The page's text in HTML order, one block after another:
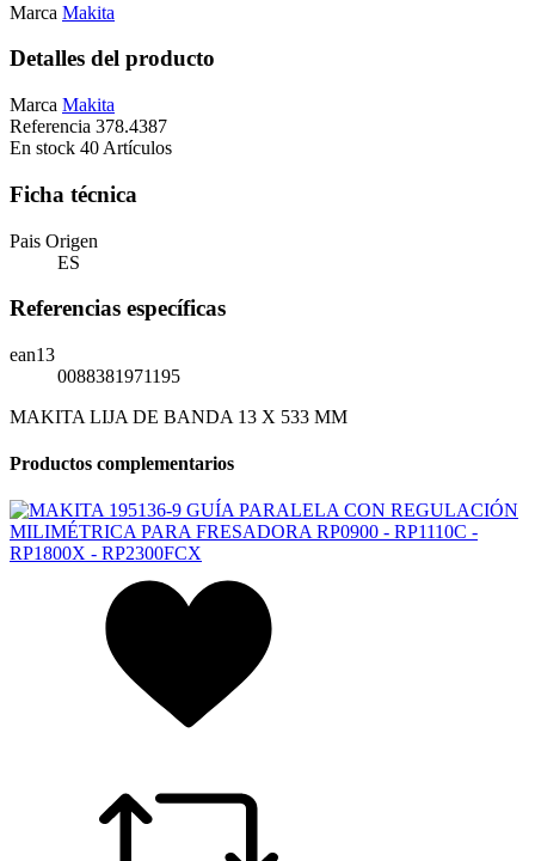
Marca Makita
Detalles del producto
Marca Makita
Referencia 378.4387
En stock 40 Artículos
Ficha técnica
Pais Origen
ES
Referencias específicas
ean13
0088381971195
MAKITA LIJA DE BANDA 13 X 533 MM
Productos complementarios